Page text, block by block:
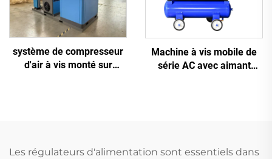
système de compresseur
d'air à vis monté sur
Machine à vis mobile de
série AC avec aimant
Les régulateurs d'alimentation sont essentiels dans